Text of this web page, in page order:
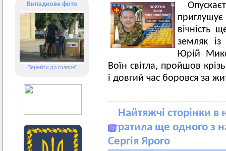
Випадкове фото
Перейти до галереї
вічність
земляк із
Юрій
Воїн світла, пройшов
і довгий час боровся за
Найтяжчі сторінки в
втратила ще одного з
Сергія Ярого